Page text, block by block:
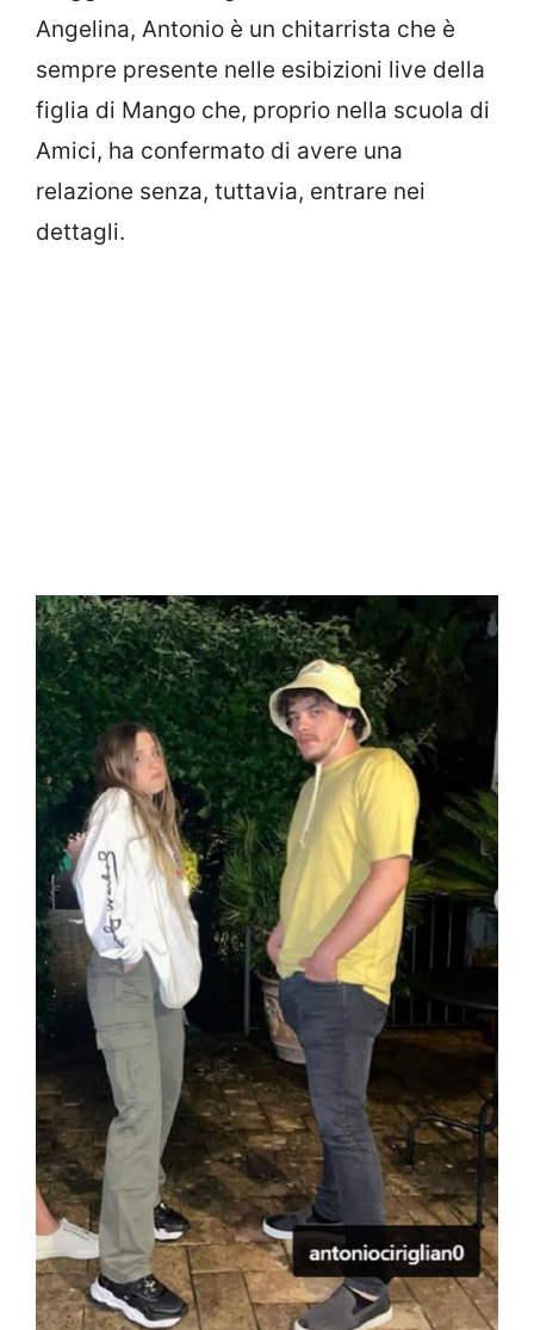
Angelina, Antonio è un chitarrista che è
sempre presente nelle esibizioni live della
figlia di Mango che, proprio nella scuola di
Amici, ha confermato di avere una
relazione senza, tuttavia, entrare nei
dettagli.